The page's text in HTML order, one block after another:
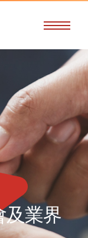
及業界